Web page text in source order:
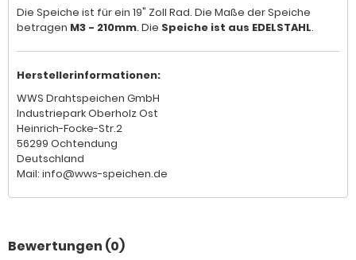
Die Speiche ist für ein 19" Zoll Rad. Die Maße der Speiche
betragen M3 - 210mm. Die Speiche ist aus EDELSTAHL.
Herstellerinformationen:
WWS Drahtspeichen GmbH
Industriepark Oberholz Ost
Heinrich-Focke-Str.2
56299 Ochtendung
Deutschland
Mail: info@wws-speichen.de
Bewertungen (0)